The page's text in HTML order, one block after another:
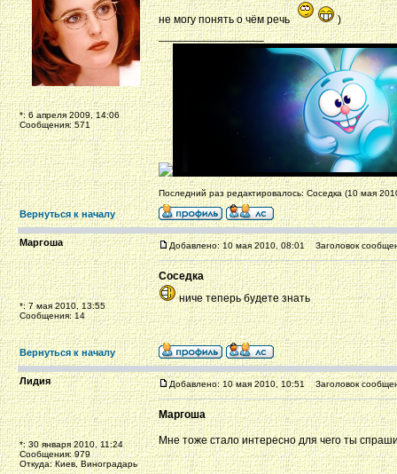
*: 6 апреля 2009, 14:06
Сообщения: 571
не могу понять о чём речь
)
_________________
Последний раз редактировалось: Соседка (10 мая
Вернуться к началу
Маргоша
*: 7 мая 2010, 13:55
Сообщения: 14
Добавлено: 10 мая 2010, 08:01 Заголовок
Соседка
ниче теперь будете знать
Вернуться к началу
Лидия
*: 30 января 2010, 11:24
Сообщения: 979
Откуда: Киев, Виноградарь
Добавлено: 10 мая 2010, 10:51 Заголовок
Маргоша
Мне тоже стало интересно для чего ты